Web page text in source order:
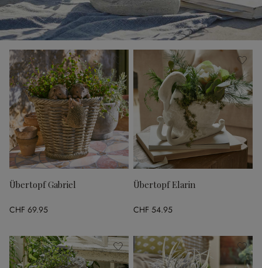
Übertopf Gabriel
CHF 69.95
Übertopf Elarin
CHF 54.95